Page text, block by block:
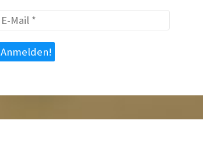
E-
Mail